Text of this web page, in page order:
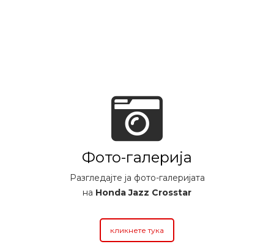
Фото-галерија
Разгледајте ја фото-галеријата
на Honda Jazz Crosstar
кликнете тука